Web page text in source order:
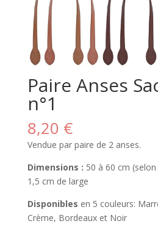
Paire Anses
n°1
8,20 €
Vendue par paire de 2 anses.
Dimensions : 50 à 60 cm
1,5 cm de large
Disponibles en 5 couleurs:
Crème, Bordeaux et Noir